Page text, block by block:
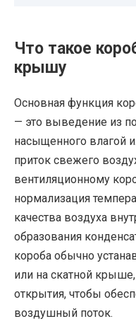
Что такое
крышу
Основная функция
— это выведение из
насыщенного влагой
приток свежего
вентиляционному
нормализация
качества воздуха
образования
короба обычно
или на скатной
открытия, чтобы
воздушный поток.